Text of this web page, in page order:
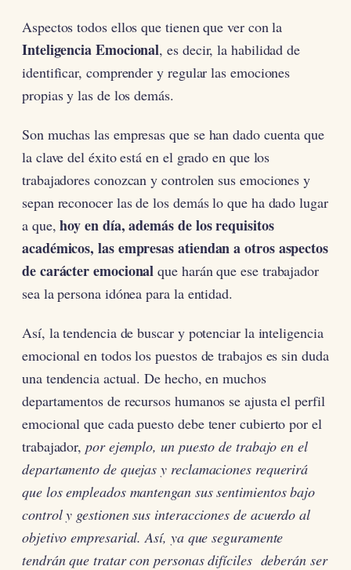
Aspectos todos ellos que tienen que ver con la
Inteligencia Emocional, es decir, la habilidad de
identificar, comprender y regular las emociones
propias y las de los demás.
Son muchas las empresas que se han dado cuenta que
la clave del éxito está en el grado en que los
trabajadores conozcan y controlen sus emociones y
sepan reconocer las de los demás lo que ha dado lugar
a que,hoy en día, además de los requisitos
académicos, las empresas atiendan a otros aspectos
de carácter emocional que harán que ese trabajador
sea la persona idónea para la entidad.
Así, la tendencia de buscar y potenciar la inteligencia
emocional en todos los puestos de trabajos es sin duda
una tendencia actual. De hecho, en muchos
departamentos de recursos humanos se ajusta el perfil
emocional que cada puesto debe tener cubierto por el
trabajador,por ejemplo, un puesto de trabajo en el
departamento de quejas y reclamaciones requerirá
que los empleados mantengan sus sentimientos bajo
control y gestionen sus interacciones de acuerdo al
objetivo empresarial. Así, ya que seguramente
tendrán que tratar con personas difíciles deberán ser